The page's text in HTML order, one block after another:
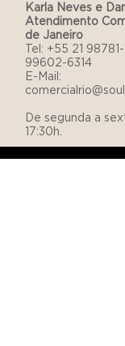
Karla Neves e
Atendimento
de Janeiro
Tel: +55 21
99602-6314
E-Mail:
De segunda a
17:30h.